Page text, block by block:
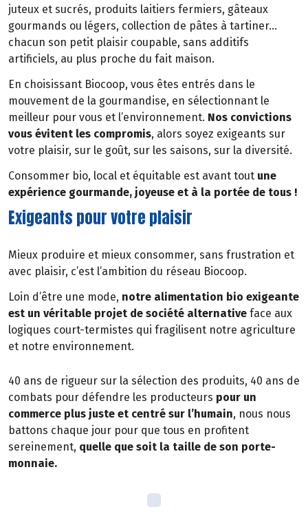
juteux et sucrés, produits laitiers fermiers, gâteaux
gourmands ou légers, collection de pâtes à tartiner…
chacun son petit plaisir coupable, sans additifs
artificiels, au plus proche du fait maison.
En choisissant Biocoop, vous êtes entrés dans le
mouvement de la gourmandise, en sélectionnant le
meilleur pour vous et l’environnement. Nos convictions
vous évitent les compromis, alors soyez exigeants sur
votre plaisir, sur le goût, sur les saisons, sur la diversité.
Consommer bio, local et équitable est avant tout une
expérience gourmande, joyeuse et à la portée de tous !
Exigeants pour votre plaisir
Mieux produire et mieux consommer, sans frustration et
avec plaisir, c’est l’ambition du réseau Biocoop.
Loin d’être une mode, notre alimentation bio exigeante
est un véritable projet de société alternative face aux
logiques court-termistes qui fragilisent notre agriculture
et notre environnement.
40 ans de rigueur sur la sélection des produits, 40 ans de
combats pour défendre les producteurs pour un
commerce plus juste et centré sur l’humain, nous nous
battons chaque jour pour que tous en profitent
sereinement, quelle que soit la taille de son porte-
monnaie.